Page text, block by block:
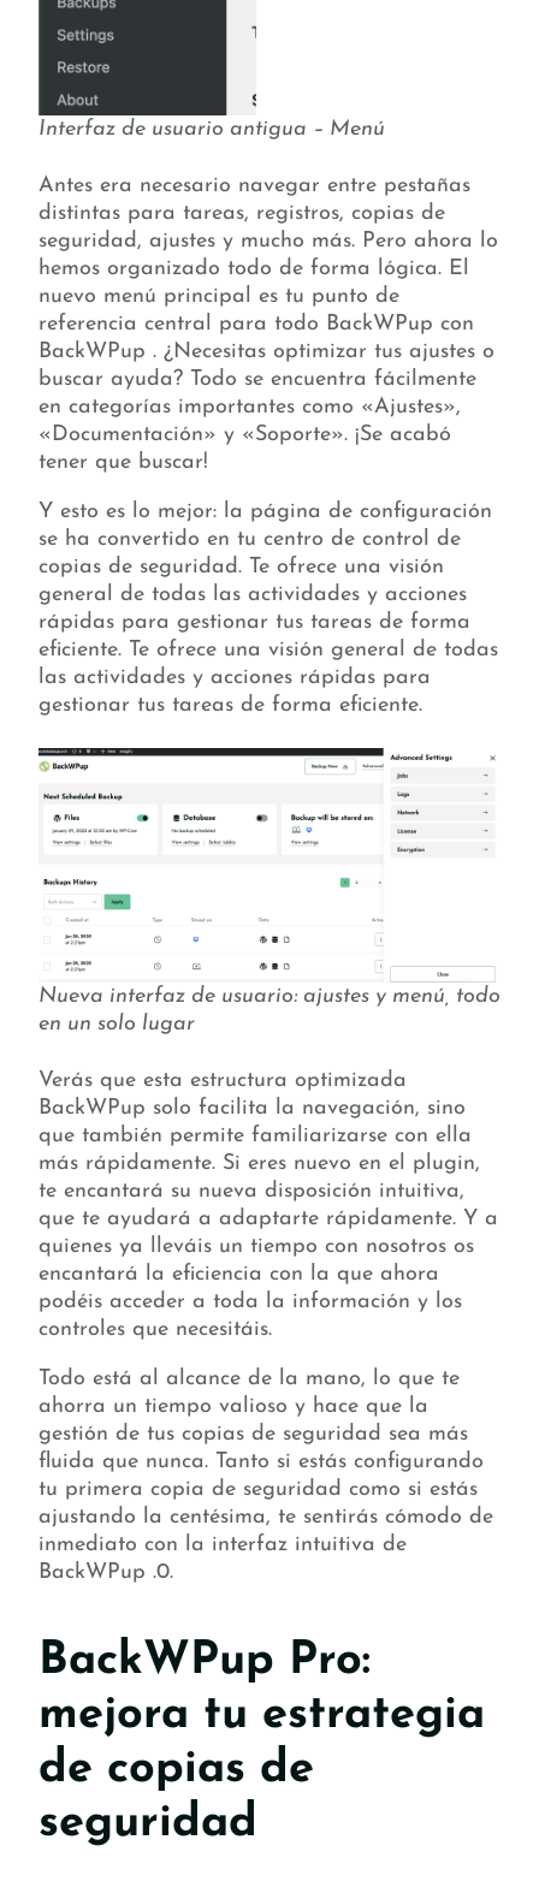
Interfaz de usuario antigua – Menú
Antes era necesario navegar entre pestañas
distintas para tareas, registros, copias de
seguridad, ajustes y mucho más. Pero ahora lo
hemos organizado todo de forma lógica. El
nuevo menú principal es tu punto de
referencia central para todo BackWPup con
BackWPup . ¿Necesitas optimizar tus ajustes o
buscar ayuda? Todo se encuentra fácilmente
en categorías importantes como «Ajustes»,
«Documentación» y «Soporte». ¡Se acabó
tener que buscar!
Y esto es lo mejor: la página de configuración
se ha convertido en tu centro de control de
copias de seguridad. Te ofrece una visión
general de todas las actividades y acciones
rápidas para gestionar tus tareas de forma
eficiente. Te ofrece una visión general de todas
las actividades y acciones rápidas para
gestionar tus tareas de forma eficiente.
Nueva interfaz de usuario: ajustes y menú, todo
en un solo lugar
Verás que esta estructura optimizada
BackWPup solo facilita la navegación, sino
que también permite familiarizarse con ella
más rápidamente. Si eres nuevo en el plugin,
te encantará su nueva disposición intuitiva,
que te ayudará a adaptarte rápidamente. Y a
quienes ya lleváis un tiempo con nosotros os
encantará la eficiencia con la que ahora
podéis acceder a toda la información y los
controles que necesitáis.
Todo está al alcance de la mano, lo que te
ahorra un tiempo valioso y hace que la
gestión de tus copias de seguridad sea más
fluida que nunca. Tanto si estás configurando
tu primera copia de seguridad como si estás
ajustando la centésima, te sentirás cómodo de
inmediato con la interfaz intuitiva de
BackWPup .0.
BackWPup Pro:
mejora tu estrategia
de copias de
seguridad